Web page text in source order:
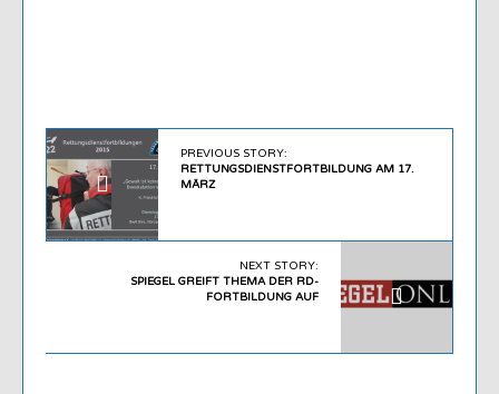
PREVIOUS STORY:
RETTUNGSDIENSTFORTBILDUNG AM 17.
MÄRZ
NEXT STORY:
SPIEGEL GREIFT THEMA DER RD-
FORTBILDUNG AUF